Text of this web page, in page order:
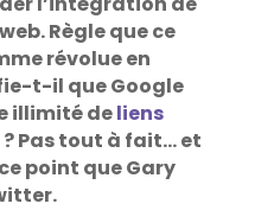
Règle que ce
révolue en
t-il que Google
illimité deliens
Pas tout à fait… et
point que Gary